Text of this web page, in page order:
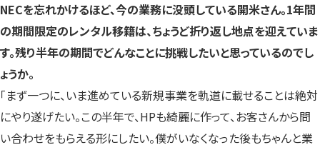
NECを忘れかけるほど、今の業務に没頭している開米さん。1年間
の期間限定のレンタル移籍は、ちょうど折り返し地点を迎えていま
す。残り半年の期間でどんなことに挑戦したいと思っているのでし
ょうか。
「まず一つに、いま進めている新規事業を軌道に載せることは絶対
にやり遂げたい。この半年で、HPも綺麗に作って、お客さんから問
い合わせをもらえる形にしたい。僕がいなくなった後もちゃんと業